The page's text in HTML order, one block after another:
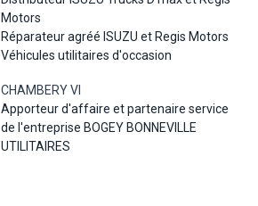
Motors
Réparateur agréé ISUZU et Regis Motors
Véhicules utilitaires d'occasion
CHAMBERY VI
Apporteur d'affaire et partenaire service
de l'entreprise BOGEY BONNEVILLE
UTILITAIRES